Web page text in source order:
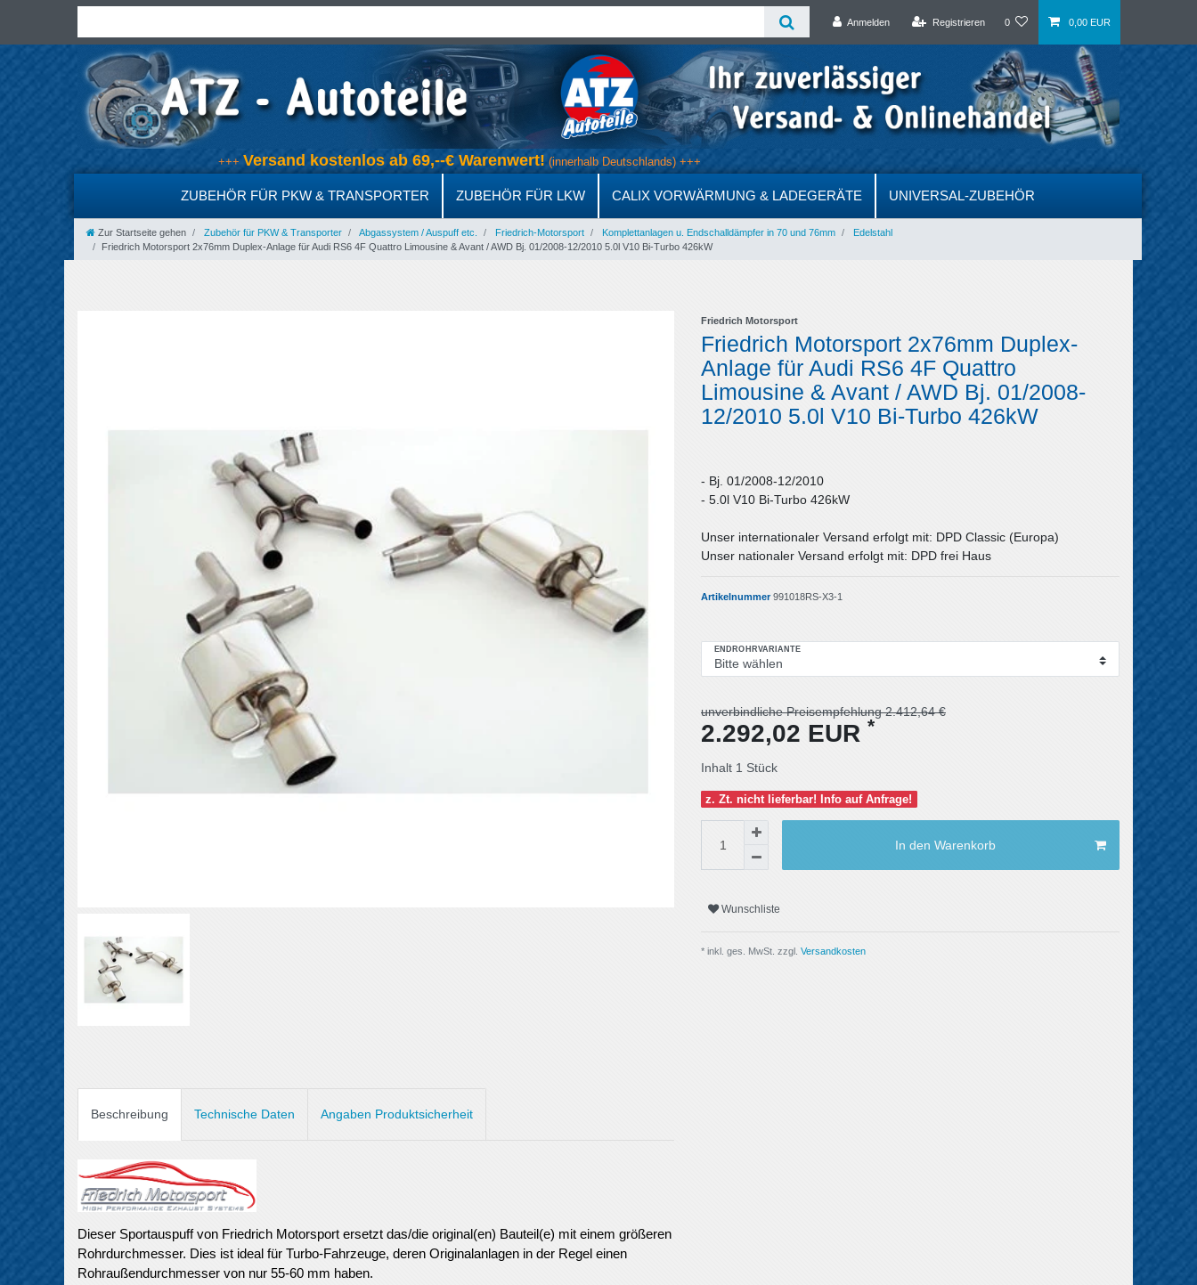
Anmelden Registrieren 0 0,00 EUR
+++Versand kostenlos ab 69,--€ Warenwert!(innerhalb Deutschlands) +++
ZUBEHÖR FÜR PKW & TRANSPORTER ZUBEHÖR FÜR LKW CALIX VORWÄRMUNG & LADEGERÄTE UNIVERSAL-ZUBEHÖR
Zur Startseite gehen Zubehör für PKW & Transporter Abgassystem / Auspuff etc. Friedrich-Motorsport Komplettanlagen u. Endschalldämpfer in 70 und 76mm
Edelstahl
Friedrich Motorsport 2x76mm Duplex-Anlage für Audi RS6 4F Quattro Limousine & Avant / AWD Bj. 01/2008-12/2010 5.0l V10 Bi-Turbo 426kW
Friedrich Motorsport
Friedrich Motorsport 2x76mm Duplex-
Anlage für Audi RS6 4F Quattro
Limousine & Avant / AWD Bj. 01/2008-
12/2010 5.0l V10 Bi-Turbo 426kW
- Bj. 01/2008-12/2010
- 5.0l V10 Bi-Turbo 426kW
Unser internationaler Versand erfolgt mit: DPD Classic (Europa)
Unser nationaler Versand erfolgt mit: DPD frei Haus
Artikelnummer991018RS-X3-1
ENDROHRVARIANTE
unverbindliche Preisempfehlung 2.412,64 €
2.292,02 EUR *
Inhalt 1 Stück
z. Zt. nicht lieferbar! Info auf Anfrage!
In den Warenkorb
Wunschliste
* inkl. ges. MwSt. zzgl. Versandkosten
Beschreibung Technische Daten Angaben Produktsicherheit
Dieser Sportauspuff von Friedrich Motorsport ersetzt das/die original(en) Bauteil(e) mit einem größeren
Rohrdurchmesser. Dies ist ideal für Turbo-Fahrzeuge, deren Originalanlagen in der Regel einen
Rohraußendurchmesser von nur 55-60 mm haben.